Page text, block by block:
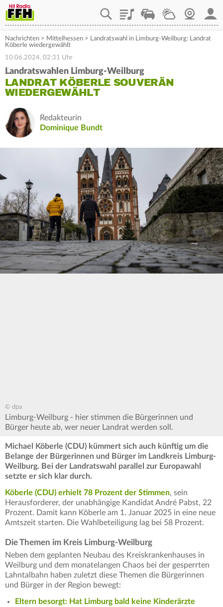
PlaylistStaupilotWetterWebcam
Nachrichten > Mittelhessen > Landratswahl in Limburg-Weilburg: Landrat
Köberle wiedergewählt
10.06.2024, 02:31 Uhr
Landratswahlen Limburg-Weilburg
LANDRAT KÖBERLE SOUVERÄN
WIEDERGEWÄHLT
Redakteurin
Dominique Bundt
© dpa
Limburg-Weilburg - hier stimmen die Bürgerinnen und
Bürger heute ab, wer neuer Landrat werden soll.
Michael Köberle (CDU) kümmert sich auch künftig um die
Belange der Bürgerinnen und Bürger im Landkreis Limburg-
Weilburg. Bei der Landratswahl parallel zur Europawahl
setzte er sich klar durch.
Köberle (CDU) erhielt 78 Prozent der Stimmen, sein
Herausforderer, der unabhängige Kandidat André Pabst, 22
Prozent. Damit kann Köberle am 1. Januar 2025 in eine neue
Amtszeit starten. Die Wahlbeteiligung lag bei 58 Prozent.
Die Themen im Kreis Limburg-Weilburg
Neben dem geplanten Neubau des Kreiskrankenhauses in
Weilburg und dem monatelangen Chaos bei der gesperrten
Lahntalbahn haben zuletzt diese Themen die Bürgerinnen
und Bürger in der Region bewegt:
Eltern besorgt: Hat Limburg bald keine Kinderärzte